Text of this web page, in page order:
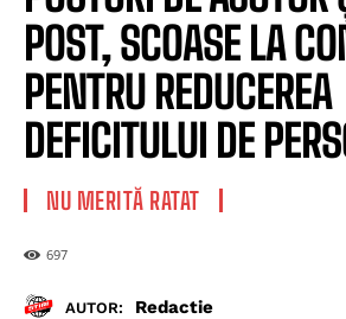
POST, SCOASE LA
PENTRU REDUCEREA
DEFICITULUI DE
NU MERITĂ RATAT
697
AUTOR: Redactie